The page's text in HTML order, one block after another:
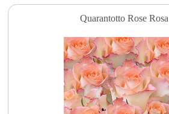
Quarantotto Rose Rosa